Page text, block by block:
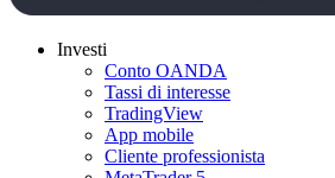
Investi
Conto OANDA
Tassi di interesse
TradingView
App mobile
Cliente professionista